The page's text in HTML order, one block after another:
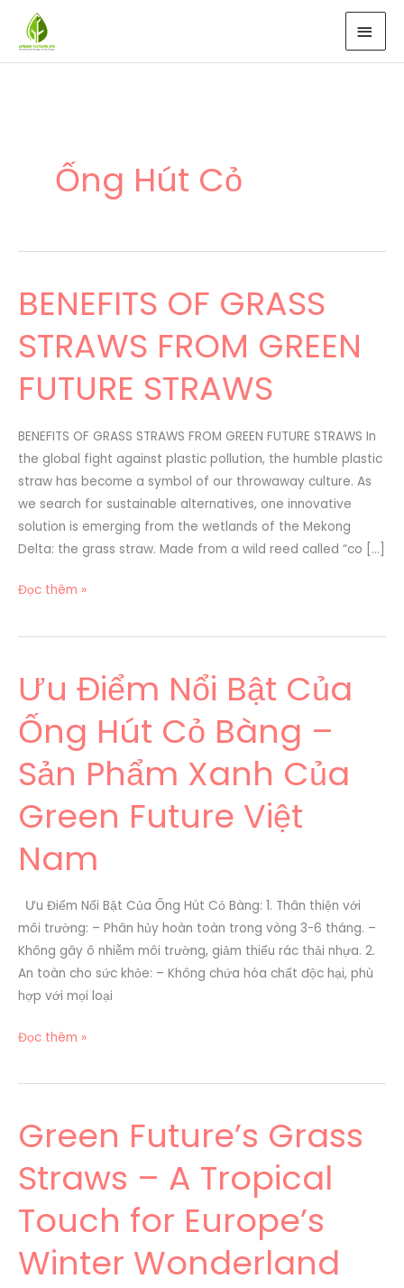
Ống Hút Cỏ
BENEFITS OF GRASS
STRAWS FROM GREEN
FUTURE STRAWS
BENEFITS OF GRASS STRAWS FROM GREEN FUTURE STRAWS In
the global fight against plastic pollution, the humble plastic
straw has become a symbol of our throwaway culture. As
we search for sustainable alternatives, one innovative
solution is emerging from the wetlands of the Mekong
Delta: the grass straw. Made from a wild reed called “co […]
BENEFITS
OF
GRASS
STRAWS
FROM
FUTURE
STRAWS
Đọc thêm »
Ưu Điểm Nổi Bật Của
Ống Hút Cỏ Bàng –
Sản Phẩm Xanh Của
Green Future Việt
Nam
Ưu Điểm Nổi Bật Của Ống Hút Cỏ Bàng: 1. Thân thiện với
môi trường: – Phân hủy hoàn toàn trong vòng 3-6 tháng. –
Không gây ô nhiễm môi trường, giảm thiểu rác thải nhựa. 2.
An toàn cho sức khỏe: – Không chứa hóa chất độc hại, phù
hợp với mọi loại
Ưu
Điểm
Nổi
Bật
Của
Ống
Hút
Bàng
Sản
Phẩm
Xanh
Của
Green
Việt
Đọc thêm »
Green Future’s Grass
Straws – A Tropical
Touch for Europe’s
Winter Wonderland
Green
Future’s
Grass
Straws
–
Tropical